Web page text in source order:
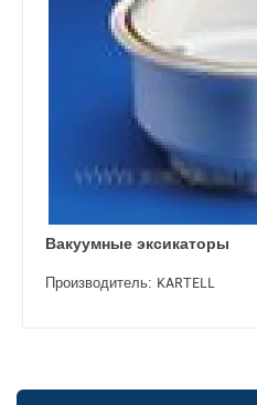
Вакуумные эксикаторы
Производитель: KARTELL